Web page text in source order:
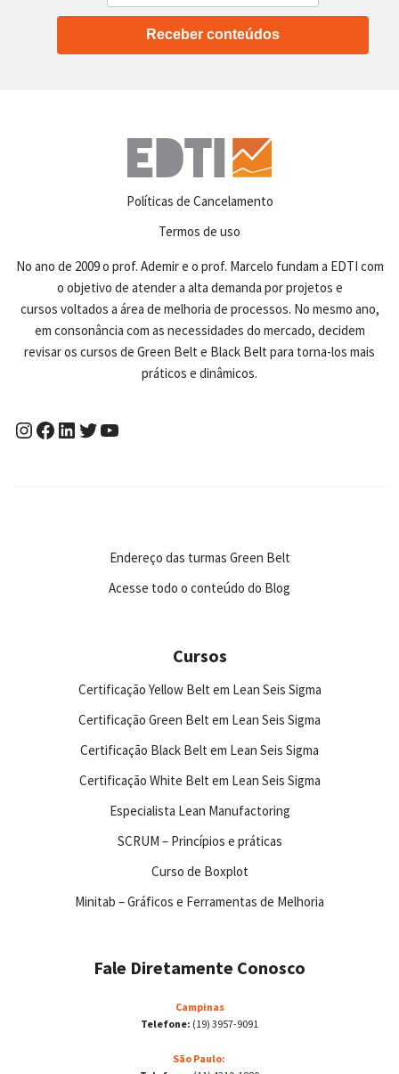
Receber conteúdos
Políticas de Cancelamento
Termos de uso
No ano de 2009 o prof. Ademir e o prof. Marcelo fundam a EDTI com
o objetivo de atender a alta demanda por projetos e
cursos voltados a área de melhoria de processos. No mesmo ano,
em consonância com as necessidades do mercado, decidem
revisar os cursos de Green Belt e Black Belt para torna-los mais
práticos e dinâmicos.
Endereço das turmas Green Belt
Acesse todo o conteúdo do Blog
Cursos
Certificação Yellow Belt em Lean Seis Sigma
Certificação Green Belt em Lean Seis Sigma
Certificação Black Belt em Lean Seis Sigma
Certificação White Belt em Lean Seis Sigma
Especialista Lean Manufactoring
SCRUM – Princípios e práticas
Curso de Boxplot
Minitab – Gráficos e Ferramentas de Melhoria
Fale Diretamente Conosco
Campinas
Telefone: (19) 3957-9091
São Paulo: